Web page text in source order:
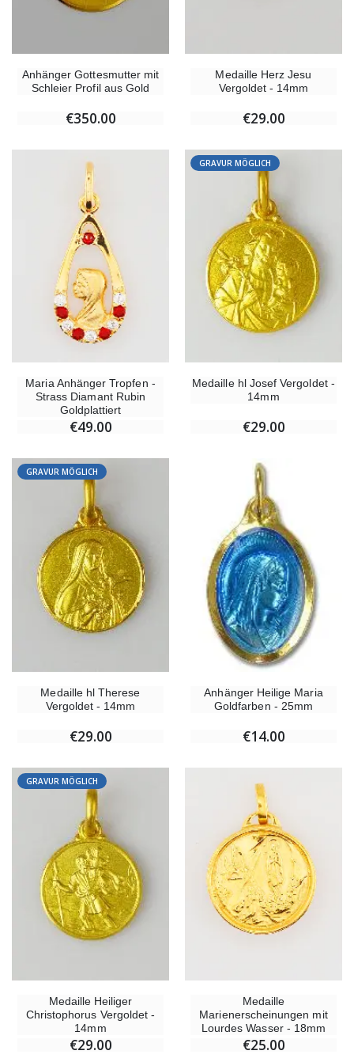
Anhänger Gottesmutter mit
Schleier Profil aus Gold
€350.00
Medaille Herz Jesu
Vergoldet - 14mm
€29.00
Maria Anhänger Tropfen -
Strass Diamant Rubin
Goldplattiert
€49.00
GRAVUR MÖGLICH
Medaille hl Josef Vergoldet -
14mm
€29.00
GRAVUR MÖGLICH
Medaille hl Therese
Vergoldet - 14mm
€29.00
Anhänger Heilige Maria
Goldfarben - 25mm
€14.00
GRAVUR MÖGLICH
Medaille Heiliger
Christophorus Vergoldet -
14mm
€29.00
Medaille
Marienerscheinungen mit
Lourdes Wasser - 18mm
€25.00